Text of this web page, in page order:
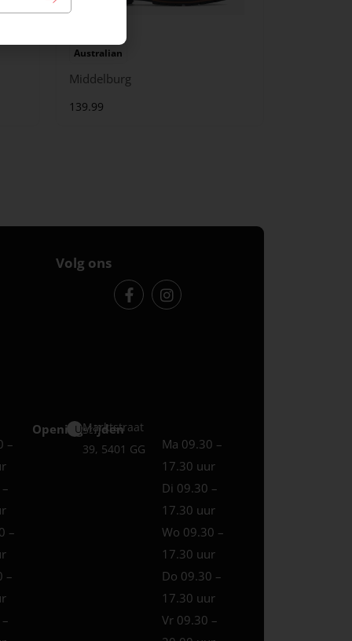
Australian
Middelburg
139.99
Volg ons
–
–
–
Openingstijden
Uden
Marktstraat
39, 5401 GG
Ma 09.30 –
17.30 uur
Di 09.30 –
17.30 uur
Wo 09.30 –
17.30 uur
Do 09.30 –
17.30 uur
Vr 09.30 –